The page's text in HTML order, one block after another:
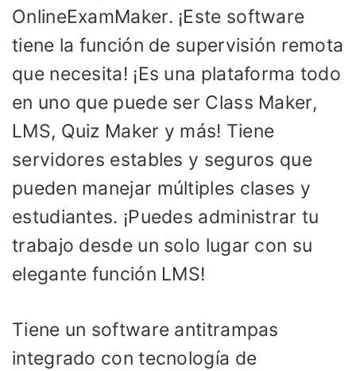
OnlineExamMaker. ¡Este software
tiene la función de supervisión remota
que necesita! ¡Es una plataforma todo
en uno que puede ser Class Maker,
LMS, Quiz Maker y más! Tiene
servidores estables y seguros que
pueden manejar múltiples clases y
estudiantes. ¡Puedes administrar tu
trabajo desde un solo lugar con su
elegante función LMS!
Tiene un software antitrampas
integrado con tecnología de